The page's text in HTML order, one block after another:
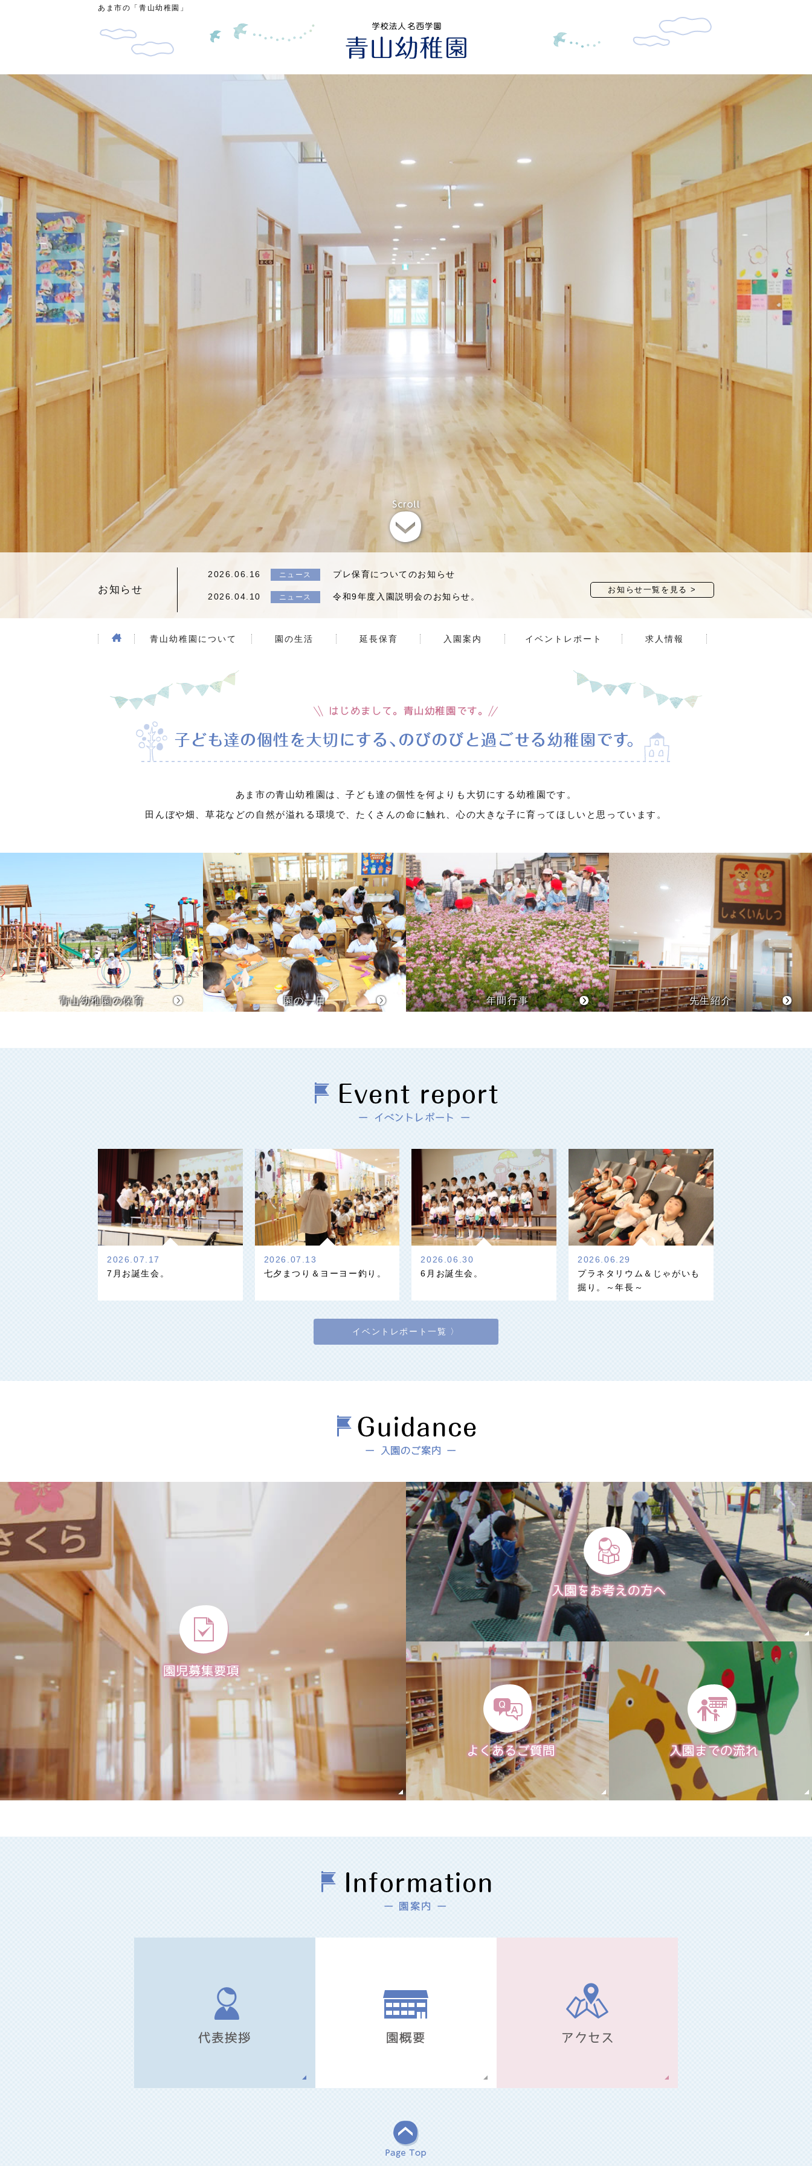
あま市の「青山幼稚園」
お知らせ
2026.06.16 ニュース プレ保育についてのお知らせ
2026.04.10 ニュース 令和9年度入園説明会のお知らせ。
お知らせ一覧を見る
青山幼稚園について 園の生活 延長保育 入園案内 イベントレポート 求人情報
あま市の青山幼稚園は、子ども達の個性を何よりも大切にする幼稚園です。
田んぼや畑、草花などの自然が溢れる環境で、たくさんの命に触れ、心の大きな子に育ってほしいと思っています。
青山幼稚園の保育 園の一日 年間行事 先生紹介
2026.07.17
7月お誕生会。
2026.07.13
七夕まつり＆ヨーヨー釣り。
2026.06.30
6月お誕生会。
2026.06.29
プラネタリウム＆じゃがいも
掘り。～年長～
イベントレポート一覧 〉